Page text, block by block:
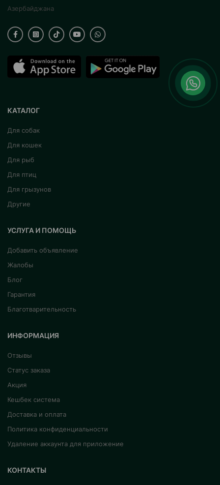
Азербайджана
КАТАЛОГ
Для собак
Для кошек
Для рыб
Для птиц
Для грызунов
Другие
УСЛУГА И ПОМОЩЬ
Добавить объявление
Жалобы
Блог
Гарантия
Благотварительность
ИНФОРМАЦИЯ
Отзывы
Статус заказа
Акция
Кешбек система
Доставка и оплата
Политика конфиденциальности
Удаление аккаунта для приложение
КОНТАКТЫ